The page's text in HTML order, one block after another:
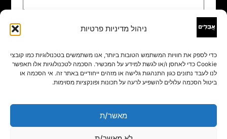
ניהול מדיניות פרטיות
כדי לספק את חוויות המשתמש הטובות ביותר, אנו משתמשים בטכנולוגיות כמו קובצי
Cookie כדי לאחסן ו/או לגשת למידע על המכשיר. הסכמה לטכנולוגיות אלו תאפשר
לנו לעבד נתונים כגון התנהגות גלישה או מזהים ייחודיים באתר זה. אי הסכמה או
ביטול הסכמה עלולים להשפיע לרעה על תכונות ופונקציות מסוימות.
מאשר/ת
שם
אימייל*